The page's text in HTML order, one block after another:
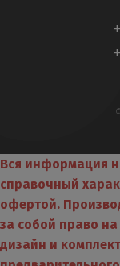
Вся информация
справочный
офертой.
за собой право на
дизайн и